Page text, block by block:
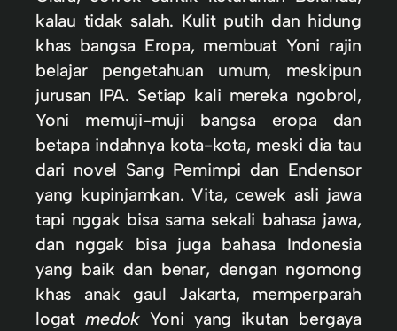
kalau tidak salah. Kulit putih dan hidung
khas bangsa Eropa, membuat Yoni rajin
belajar pengetahuan umum, meskipun
jurusan IPA. Setiap kali mereka ngobrol,
Yoni memuji-muji bangsa eropa dan
betapa indahnya kota-kota, meski dia tau
dari novel Sang Pemimpi dan Endensor
yang kupinjamkan. Vita, cewek asli jawa
tapi nggak bisa sama sekali bahasa jawa,
dan nggak bisa juga bahasa Indonesia
yang baik dan benar, dengan ngomong
khas anak gaul Jakarta, memperparah
logatmedok Yoni yang ikutan bergaya